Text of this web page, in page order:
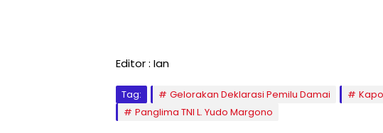
Editor : Ian
Tag: Gelorakan Deklarasi Pemilu Damai
Panglima TNI L. Yudo Margono